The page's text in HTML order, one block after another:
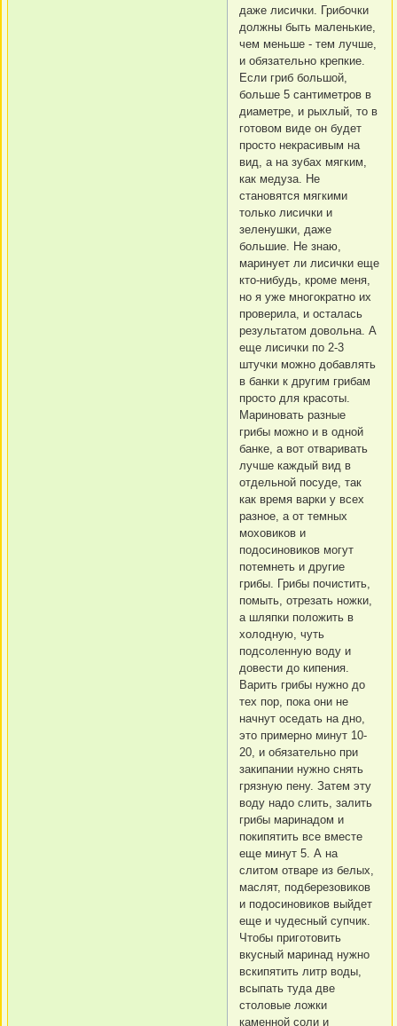
даже лисички. Грибочки
должны быть маленькие,
чем меньше - тем лучше,
и обязательно крепкие.
Если гриб большой,
больше 5 сантиметров в
диаметре, и рыхлый, то в
готовом виде он будет
просто некрасивым на
вид, а на зубах мягким,
как медуза. Не
становятся мягкими
только лисички и
зеленушки, даже
большие. Не знаю,
маринует ли лисички еще
кто-нибудь, кроме меня,
но я уже многократно их
проверила, и осталась
результатом довольна. А
еще лисички по 2-3
штучки можно добавлять
в банки к другим грибам
просто для красоты.
Мариновать разные
грибы можно и в одной
банке, а вот отваривать
лучше каждый вид в
отдельной посуде, так
как время варки у всех
разное, а от темных
моховиков и
подосиновиков могут
потемнеть и другие
грибы. Грибы почистить,
помыть, отрезать ножки,
а шляпки положить в
холодную, чуть
подсоленную воду и
довести до кипения.
Варить грибы нужно до
тех пор, пока они не
начнут оседать на дно,
это примерно минут 10-
20, и обязательно при
закипании нужно снять
грязную пену. Затем эту
воду надо слить, залить
грибы маринадом и
покипятить все вместе
еще минут 5. А на
слитом отваре из белых,
маслят, подберезовиков
и подосиновиков выйдет
еще и чудесный супчик.
Чтобы приготовить
вкусный маринад нужно
вскипятить литр воды,
всыпать туда две
столовые ложки
каменной соли и